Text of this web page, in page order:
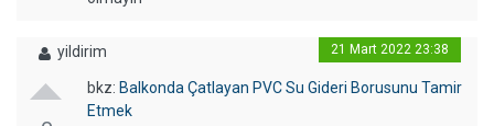
yildirim 21 Mart 2022 23:38
bkz: Balkonda Çatlayan PVC Su Gideri Borusunu Tamir
Etmek